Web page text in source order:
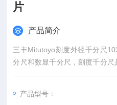
片
产品简介
三丰Mitutoyo刻度外径千分尺
分尺和数显千分尺，刻度千分尺
携式通用长度测量工具。数显
产品型号：